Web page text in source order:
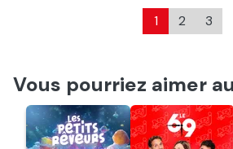
1 2 3
Vous pourriez aimer